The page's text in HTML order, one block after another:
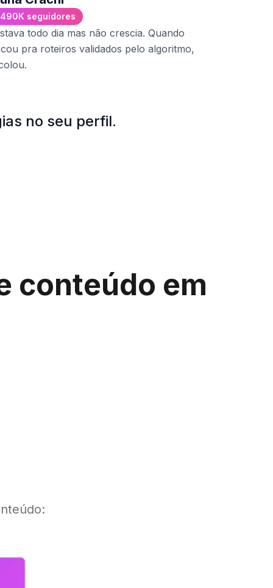
seguidores
todo dia mas não crescia. Quando
pra roteiros validados pelo algoritmo,
no seu perfil.
conteúdo em